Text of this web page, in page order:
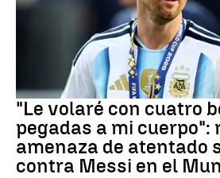
Mundial 2026
"Le volaré con cuatro
pegadas a mi cuerpo":
amenaza de atentado
contra Messi en el